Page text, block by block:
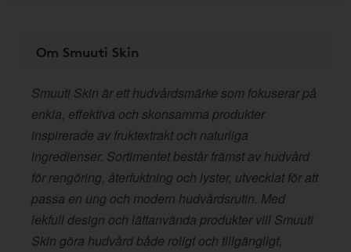
Om Smuuti Skin
Smuuti Skin är ett hudvårdsmärke som fokuserar på
enkla, effektiva och skonsamma produkter
inspirerade av fruktextrakt och naturliga
ingredienser. Sortimentet består främst av hudvård
för rengöring, återfuktning och lyster, utvecklat för att
passa en ung och modern hudvårdsrutin. Med
lekfull design och lättanvända produkter vill Smuuti
Skin göra hudvård både roligt och tillgängligt,